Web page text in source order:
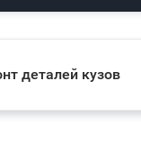
деталей кузов